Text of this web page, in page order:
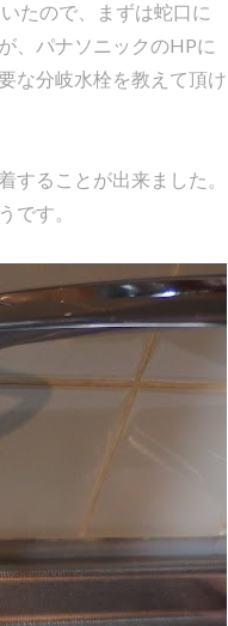
たので、まずは蛇口に
、パナソニックのHPに
な分岐水栓を教えて頂け
ることが出来ました。
です。